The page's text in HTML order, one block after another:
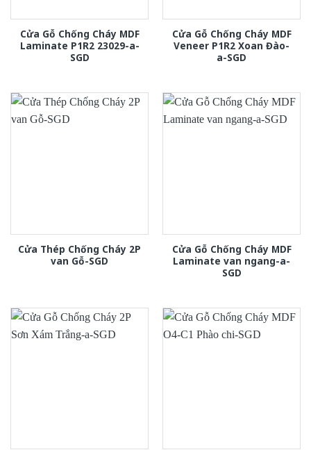
Cửa Gỗ Chống Cháy MDF
Laminate P1R2 23029-a-
SGD
Cửa Gỗ Chống Cháy MDF
Veneer P1R2 Xoan Đào-
a-SGD
Cửa Thép Chống Cháy 2P
van Gỗ-SGD
Cửa Gỗ Chống Cháy MDF
Laminate van ngang-a-
SGD